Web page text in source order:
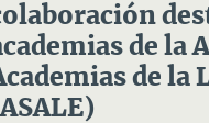
de la
de la